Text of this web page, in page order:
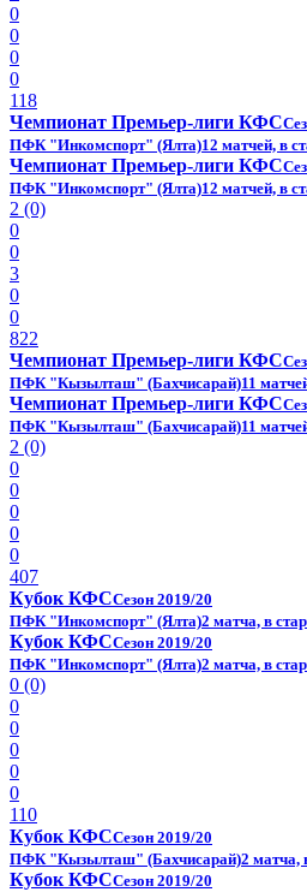
0
0
0
0
118
Чемпионат Премьер-лиги КФС
ПФК "Инкомспорт" (Ялта)12 матчей, в
Чемпионат Премьер-лиги КФС
ПФК "Инкомспорт" (Ялта)12 матчей, в
2 (0)
0
0
3
0
0
822
Чемпионат Премьер-лиги КФС
ПФК "Кызылташ" (Бахчисарай)11
Чемпионат Премьер-лиги КФС
ПФК "Кызылташ" (Бахчисарай)11
2 (0)
0
0
0
0
0
407
Кубок КФССезон 2019/20
ПФК "Инкомспорт" (Ялта)2 матча, в
Кубок КФССезон 2019/20
ПФК "Инкомспорт" (Ялта)2 матча, в
0 (0)
0
0
0
0
0
110
Кубок КФССезон 2019/20
ПФК "Кызылташ" (Бахчисарай)2 матча,
Кубок КФССезон 2019/20